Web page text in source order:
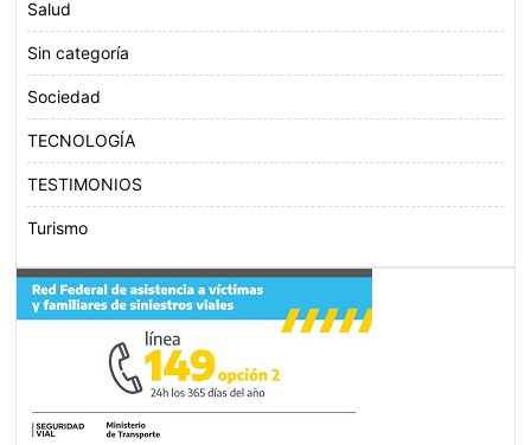
Salud
Sin categoría
Sociedad
TECNOLOGÍA
TESTIMONIOS
Turismo